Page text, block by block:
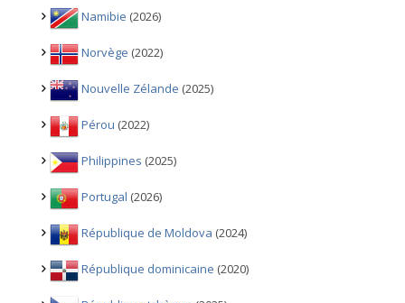
Namibie (2026)
Norvège (2022)
Nouvelle Zélande (2025)
Pérou (2022)
Philippines (2025)
Portugal (2026)
République de Moldova (2024)
République dominicaine (2020)